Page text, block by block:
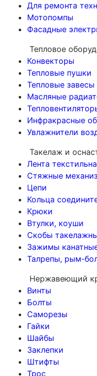
Для ремонта
Мотопомпы
Фасадные
Тепловое
Конвекторы
Тепловые пушки
Тепловые завесы
Масляные
Инфракрасные
Увлажнители
Такелаж и
Лента
Стяжные
Цепи
Кольца
Крюки
Втулки, коуши
Скобы
Зажимы
Талрепы, рым-
Нержавеющий
Винты
Болты
Саморезы
Гайки
Шайбы
Заклепки
Штифты
Трос